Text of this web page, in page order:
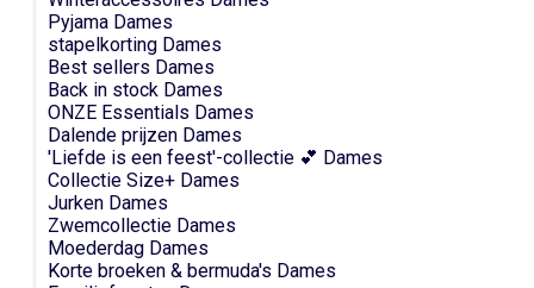
Pyjama Dames
stapelkorting Dames
Best sellers Dames
Back in stock Dames
ONZE Essentials Dames
Dalende prijzen Dames
'Liefde is een feest'-collectie 💕 Dames
Collectie Size+ Dames
Jurken Dames
Zwemcollectie Dames
Moederdag Dames
Korte broeken & bermuda's Dames